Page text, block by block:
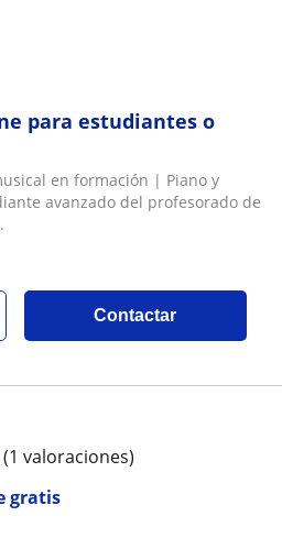
para estudiantes o
en formación | Piano y
avanzado del profesorado de
Contactar
gratis
(1 valoraciones)